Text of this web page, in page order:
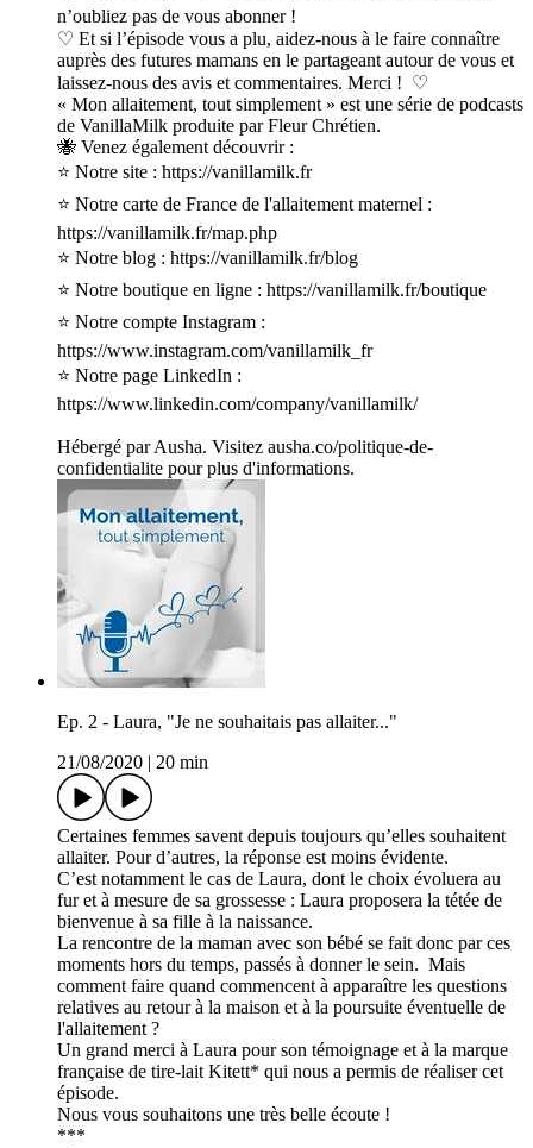
n’oubliez pas de vous abonner !
♡ Et si l’épisode vous a plu, aidez-nous à le faire connaître
auprès des futures mamans en le partageant autour de vous et
laissez-nous des avis et commentaires. Merci ! ♡
« Mon allaitement, tout simplement » est une série de podcasts
de VanillaMilk produite par Fleur Chrétien.
🐝 Venez également découvrir :
⭐ Notre site : https://vanillamilk.fr
⭐ Notre carte de France de l'allaitement maternel :
https://vanillamilk.fr/map.php
⭐ Notre blog : https://vanillamilk.fr/blog
⭐ Notre boutique en ligne : https://vanillamilk.fr/boutique
⭐ Notre compte Instagram :
https://www.instagram.com/vanillamilk_fr
⭐ Notre page LinkedIn :
https://www.linkedin.com/company/vanillamilk/
Hébergé par Ausha. Visitez ausha.co/politique-de-
confidentialite pour plus d'informations.
Ep. 2 - Laura, "Je ne souhaitais pas allaiter..."
21/08/2020
20 min
Certaines femmes savent depuis toujours qu’elles souhaitent
allaiter. Pour d’autres, la réponse est moins évidente.
C’est notamment le cas de Laura, dont le choix évoluera au
fur et à mesure de sa grossesse : Laura proposera la tétée de
bienvenue à sa fille à la naissance.
La rencontre de la maman avec son bébé se fait donc par ces
moments hors du temps, passés à donner le sein. Mais
comment faire quand commencent à apparaître les questions
relatives au retour à la maison et à la poursuite éventuelle de
l'allaitement ?
Un grand merci à Laura pour son témoignage et à la marque
française de tire-lait Kitett* qui nous a permis de réaliser cet
épisode.
Nous vous souhaitons une très belle écoute !
***